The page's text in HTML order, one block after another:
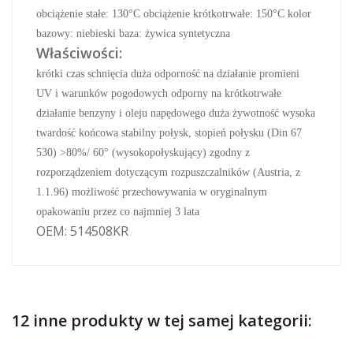
obciążenie stałe: 130°C obciążenie krótkotrwałe: 150°C kolor
bazowy: niebieski baza: żywica syntetyczna
Właściwości:
krótki czas schnięcia duża odporność na działanie promieni
UV i warunków pogodowych odporny na krótkotrwałe
działanie benzyny i oleju napędowego duża żywotność wysoka
twardość końcowa stabilny połysk, stopień połysku (Din 67
530) >80%/ 60° (wysokopołyskujący) zgodny z
rozporządzeniem dotyczącym rozpuszczalników (Austria, z
1.1.96) możliwość przechowywania w oryginalnym
opakowaniu przez co najmniej 3 lata
OEM: 514508KR
12 inne produkty w tej samej kategorii: